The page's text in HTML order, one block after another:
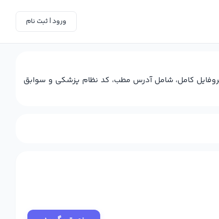
ورود | ثبت نام
کامل، شامل آدرس مطب، کد نظام پزشکی و سوابق